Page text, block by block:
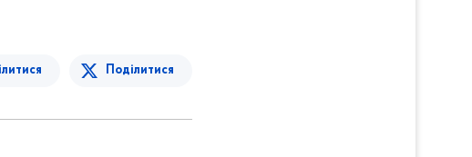
Поділитися